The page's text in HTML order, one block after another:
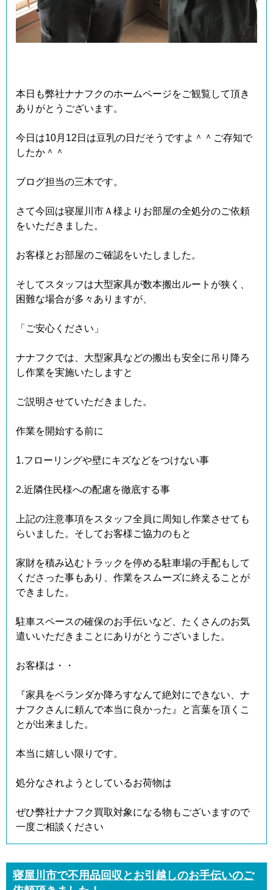
本日も弊社ナナフクのホームページをご観覧して頂き
ありがとうございます。
今日は10月12日は豆乳の日だそうですよ＾＾ご存知で
したか＾＾
ブログ担当の三木です。
さて今回は寝屋川市Ａ様よりお部屋の全処分のご依頼
をいただきました。
お客様とお部屋のご確認をいたしました。
そしてスタッフは大型家具が数本搬出ルートが狭く、
困難な場合が多々ありますが、
「ご安心ください」
ナナフクでは、大型家具などの搬出も安全に吊り降ろ
し作業を実施いたしますと
ご説明させていただきました。
作業を開始する前に
1.フローリングや壁にキズなどをつけない事
2.近隣住民様への配慮を徹底する事
上記の注意事項をスタッフ全員に周知し作業させても
らいました。そしてお客様ご協力のもと
家財を積み込むトラックを停める駐車場の手配もして
くださった事もあり、作業をスムーズに終えることが
できました。
駐車スペースの確保のお手伝いなど、たくさんのお気
遣いいただきまことにありがとうございました。
お客様は・・
『家具をベランダか降ろすなんて絶対にできない、ナ
ナフクさんに頼んで本当に良かった』と言葉を頂くこ
とが出来ました。
本当に嬉しい限りです。
処分なされようとしているお荷物は
ぜひ弊社ナナフク買取対象になる物もございますので
一度ご相談ください
寝屋川市で不用品回収とお引越しのお手伝いのご